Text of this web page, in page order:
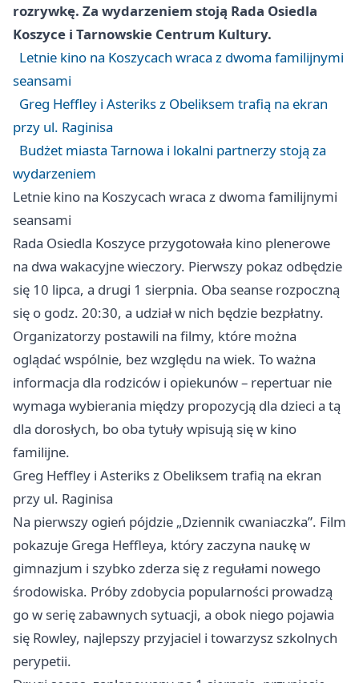
rozrywkę. Za wydarzeniem stoją Rada Osiedla
Koszyce i Tarnowskie Centrum Kultury.
Letnie kino na Koszycach wraca z dwoma familijnymi
seansami
Greg Heffley i Asteriks z Obeliksem trafią na ekran
przy ul. Raginisa
Budżet miasta Tarnowa i lokalni partnerzy stoją za
wydarzeniem
Letnie kino na Koszycach wraca z dwoma familijnymi
seansami
Rada Osiedla Koszyce przygotowała kino plenerowe
na dwa wakacyjne wieczory. Pierwszy pokaz odbędzie
się 10 lipca, a drugi 1 sierpnia. Oba seanse rozpoczną
się o godz. 20:30, a udział w nich będzie bezpłatny.
Organizatorzy postawili na filmy, które można
oglądać wspólnie, bez względu na wiek. To ważna
informacja dla rodziców i opiekunów – repertuar nie
wymaga wybierania między propozycją dla dzieci a tą
dla dorosłych, bo oba tytuły wpisują się w kino
familijne.
Greg Heffley i Asteriks z Obeliksem trafią na ekran
przy ul. Raginisa
Na pierwszy ogień pójdzie „Dziennik cwaniaczka”. Film
pokazuje Grega Heffleya, który zaczyna naukę w
gimnazjum i szybko zderza się z regułami nowego
środowiska. Próby zdobycia popularności prowadzą
go w serię zabawnych sytuacji, a obok niego pojawia
się Rowley, najlepszy przyjaciel i towarzysz szkolnych
perypetii.